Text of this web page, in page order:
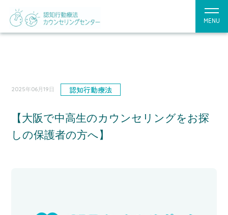
MENU
2025年06月19日 認知行動療法
【大阪で中高生のカウンセリングをお探
しの保護者の方へ】